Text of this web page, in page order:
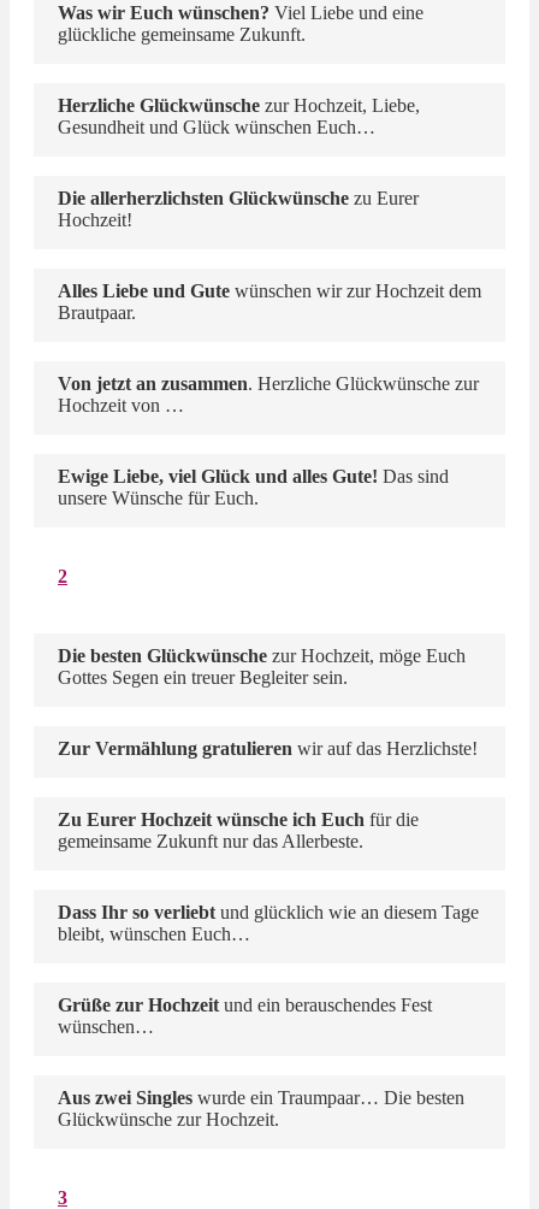
Was wir Euch wünschen? Viel Liebe und eine
glückliche gemeinsame Zukunft.
Herzliche Glückwünsche zur Hochzeit, Liebe,
Gesundheit und Glück wünschen Euch…
Die allerherzlichsten Glückwünsche zu Eurer
Hochzeit!
Alles Liebe und Gute wünschen wir zur Hochzeit dem
Brautpaar.
Von jetzt an zusammen. Herzliche Glückwünsche zur
Hochzeit von …
Ewige Liebe, viel Glück und alles Gute! Das sind
unsere Wünsche für Euch.
2
Die besten Glückwünsche zur Hochzeit, möge Euch
Gottes Segen ein treuer Begleiter sein.
Zur Vermählung gratulieren wir auf das Herzlichste!
Zu Eurer Hochzeit wünsche ich Euch für die
gemeinsame Zukunft nur das Allerbeste.
Dass Ihr so verliebt und glücklich wie an diesem Tage
bleibt, wünschen Euch…
Grüße zur Hochzeit und ein berauschendes Fest
wünschen…
Aus zwei Singles wurde ein Traumpaar… Die besten
Glückwünsche zur Hochzeit.
3